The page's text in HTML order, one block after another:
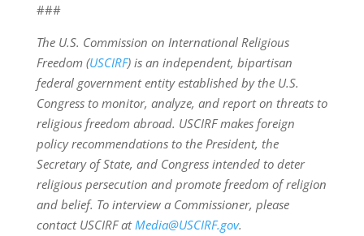
###
The U.S. Commission on International Religious
Freedom (USCIRF) is an independent, bipartisan
federal government entity established by the U.S.
Congress to monitor, analyze, and report on threats to
religious freedom abroad. USCIRF makes foreign
policy recommendations to the President, the
Secretary of State, and Congress intended to deter
religious persecution and promote freedom of religion
and belief. To interview a Commissioner, please
contact USCIRF atMedia@USCIRF.gov.